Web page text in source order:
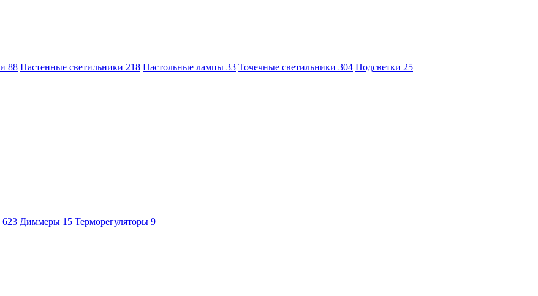
88 Настенные светильники 218 Настольные лампы 33 Точечные светильники 304 Подсветки 25
623 Диммеры 15 Терморегуляторы 9